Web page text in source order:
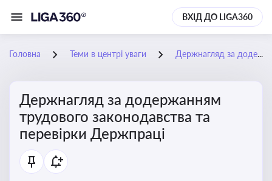
ВХІД ДО LIGA360
Головна Теми в центрі уваги Держнагляд за додержанням трудового законодавства та перевірки Держпраці
Держнагляд за додержанням
трудового законодавства та
перевірки Держпраці